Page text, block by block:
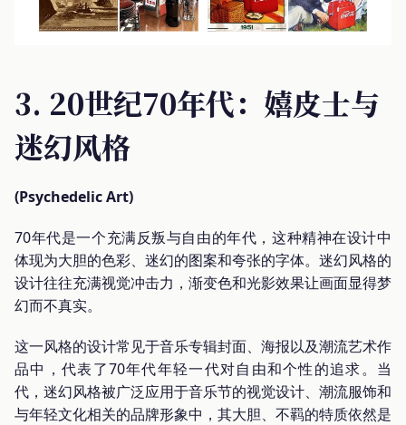
3. 20世纪70年代：嬉皮士与
迷幻风格
(Psychedelic Art)
70年代是一个充满反叛与自由的年代，这种精神在设计中
体现为大胆的色彩、迷幻的图案和夸张的字体。迷幻风格的
设计往往充满视觉冲击力，渐变色和光影效果让画面显得梦
幻而不真实。
这一风格的设计常见于音乐专辑封面、海报以及潮流艺术作
品中，代表了70年代年轻一代对自由和个性的追求。当
代，迷幻风格被广泛应用于音乐节的视觉设计、潮流服饰和
与年轻文化相关的品牌形象中，其大胆、不羁的特质依然是